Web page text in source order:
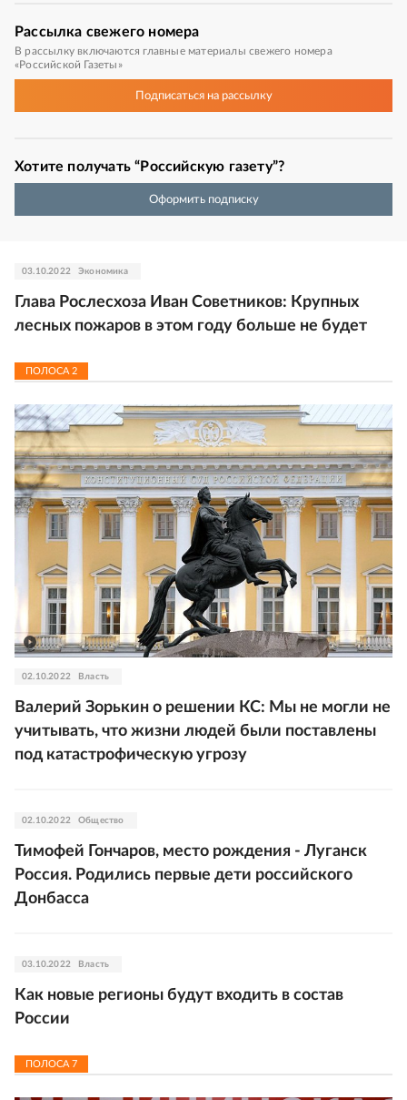
Рассылка свежего номера
В рассылку включаются главные материалы свежего номера
«Российской Газеты»
Подписатьсяна рассылку
Хотите получать “Российскую газету”?
Оформить подписку
03.10.2022 Экономика
Глава Рослесхоза Иван Советников: Крупных
лесных пожаров в этом году больше не будет
ПОЛОСА2
02.10.2022 Власть
Валерий Зорькин о решении КС: Мы не могли не
учитывать, что жизни людей были поставлены
под катастрофическую угрозу
02.10.2022 Общество
Тимофей Гончаров, место рождения - Луганск
Россия. Родились первые дети российского
Донбасса
03.10.2022 Власть
Как новые регионы будут входить в состав
России
ПОЛОСА 7